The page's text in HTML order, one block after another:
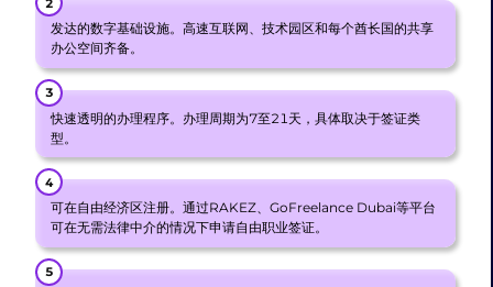
发达的数字基础设施。高速互联网、技术园区和每个酋长国的共享
办公空间齐备。
快速透明的办理程序。办理周期为7至21天，具体取决于签证类
型。
可在自由经济区注册。通过RAKEZ、GoFreelance Dubai等平台
可在无需法律中介的情况下申请自由职业签证。